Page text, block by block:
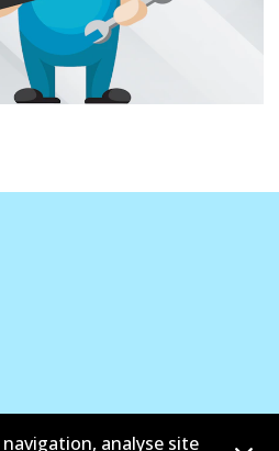
analyse site